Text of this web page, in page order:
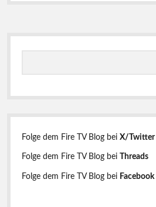
Folge dem Fire TV Blog beiX/Twitter
Folge dem Fire TV Blog bei Threads
Folge dem Fire TV Blog bei Facebook